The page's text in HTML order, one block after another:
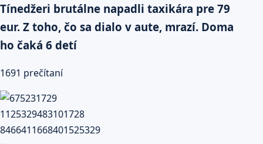
Tínedžeri brutálne napadli taxikára pre 79
eur. Z toho, čo sa dialo v aute, mrazí. Doma
ho čaká 6 detí
1691 prečítaní